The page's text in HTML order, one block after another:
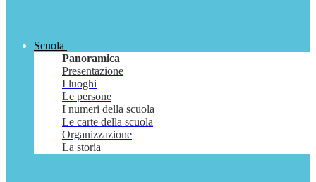
Scuola
Panoramica
Presentazione
I luoghi
Le persone
I numeri della scuola
Le carte della scuola
Organizzazione
La storia